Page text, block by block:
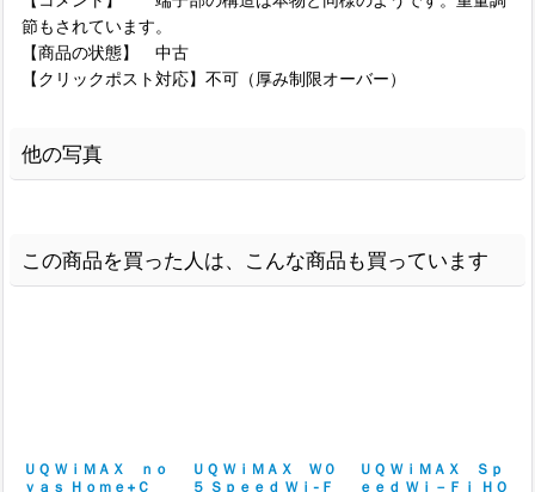
節もされています。
【商品の状態】 中古
【クリックポスト対応】不可（厚み制限オーバー）
他の写真
この商品を買った人は、こんな商品も買っています
ＵＱ ＷｉＭＡＸ ｎｏ
ｖａｓ Ｈｏｍｅ+Ｃ
ＵＱ ＷｉＭＡＸ Ｗ０
５ Ｓｐｅｅｄ Ｗｉ-Ｆ
ＵＱ ＷｉＭＡＸ Ｓｐ
ｅｅｄ Ｗｉ－Ｆｉ ＨＯ